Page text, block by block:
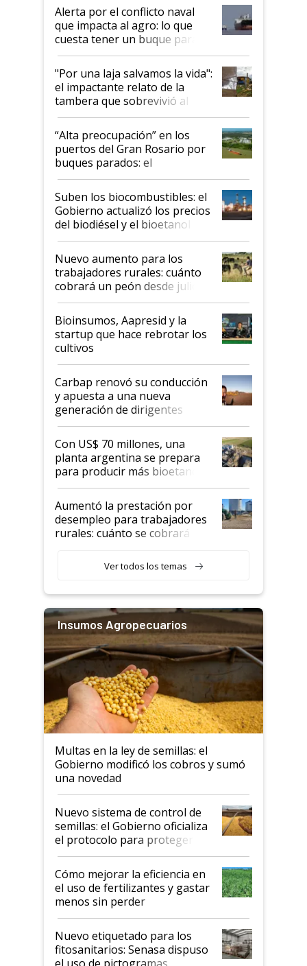
Alerta por el conflicto naval
que impacta al agro: lo que
cuesta tener un buque parado
y el peligro de que Argentina
pase a ser "país sucio"
"Por una laja salvamos la vida":
el impactante relato de la
tambera que sobrevivió al
tornado
“Alta preocupación” en los
puertos del Gran Rosario por
buques parados: el
funcionamiento de las
exportadoras en tensión tras
la medida de fuerza de los
prácticos
Suben los biocombustibles: el
Gobierno actualizó los precios
del biodiésel y el bioetanol
Nuevo aumento para los
trabajadores rurales: cuánto
cobrará un peón desde julio
Bioinsumos, Aapresid y la
startup que hace rebrotar los
cultivos
Carbap renovó su conducción
y apuesta a una nueva
generación de dirigentes
rurales
Con US$ 70 millones, una
planta argentina se prepara
para producir más bioetanol
que nunca
Aumentó la prestación por
desempleo para trabajadores
rurales: cuánto se cobrará
Ver todos los temas
Insumos Agropecuarios
Multas en la ley de semillas: el
Gobierno modificó los cobros y sumó
una novedad
Nuevo sistema de control de
semillas: el Gobierno oficializa
el protocolo para proteger la
propiedad intelectual
Cómo mejorar la eficiencia en
el uso de fertilizantes y gastar
menos sin perder
productividad en la campaña
fina
Nuevo etiquetado para los
fitosanitarios: Senasa dispuso